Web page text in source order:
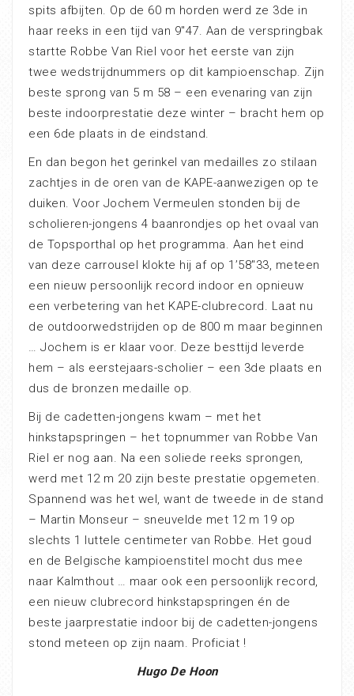
spits afbijten. Op de 60 m horden werd ze 3de in
haar reeks in een tijd van 9″47. Aan de verspringbak
startte Robbe Van Riel voor het eerste van zijn
twee wedstrijdnummers op dit kampioenschap. Zijn
beste sprong van 5 m 58 – een evenaring van zijn
beste indoorprestatie deze winter – bracht hem op
een 6de plaats in de eindstand.
En dan begon het gerinkel van medailles zo stilaan
zachtjes in de oren van de KAPE-aanwezigen op te
duiken. Voor Jochem Vermeulen stonden bij de
scholieren-jongens 4 baanrondjes op het ovaal van
de Topsporthal op het programma. Aan het eind
van deze carrousel klokte hij af op 1’58″33, meteen
een nieuw persoonlijk record indoor en opnieuw
een verbetering van het KAPE-clubrecord. Laat nu
de outdoorwedstrijden op de 800 m maar beginnen
… Jochem is er klaar voor. Deze besttijd leverde
hem – als eerstejaars-scholier – een 3de plaats en
dus de bronzen medaille op.
Bij de cadetten-jongens kwam – met het
hinkstapspringen – het topnummer van Robbe Van
Riel er nog aan. Na een soliede reeks sprongen,
werd met 12 m 20 zijn beste prestatie opgemeten.
Spannend was het wel, want de tweede in de stand
– Martin Monseur – sneuvelde met 12 m 19 op
slechts 1 luttele centimeter van Robbe. Het goud
en de Belgische kampioenstitel mocht dus mee
naar Kalmthout … maar ook een persoonlijk record,
een nieuw clubrecord hinkstapspringen én de
beste jaarprestatie indoor bij de cadetten-jongens
stond meteen op zijn naam. Proficiat !
Hugo De Hoon